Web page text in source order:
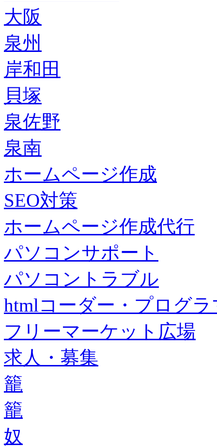
大阪
泉州
岸和田
貝塚
泉佐野
泉南
ホームページ作成
SEO対策
ホームページ作成代行
パソコンサポート
パソコントラブル
htmlコーダー・プログラ
フリーマーケット広場
求人・募集
籠
籠
奴